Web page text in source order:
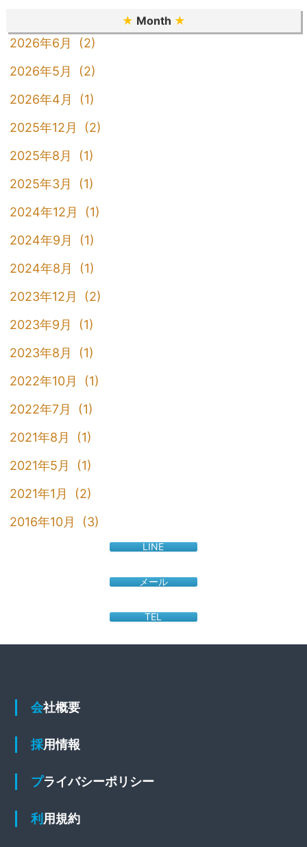
★ Month ★
2026年6月 (2)
2026年5月 (2)
2026年4月 (1)
2025年12月 (2)
2025年8月 (1)
2025年3月 (1)
2024年12月 (1)
2024年9月 (1)
2024年8月 (1)
2023年12月 (2)
2023年9月 (1)
2023年8月 (1)
2022年10月 (1)
2022年7月 (1)
2021年8月 (1)
2021年5月 (1)
2021年1月 (2)
2016年10月 (3)
LINE
メール
TEL
会社概要
採用情報
プライバシーポリシー
利用規約